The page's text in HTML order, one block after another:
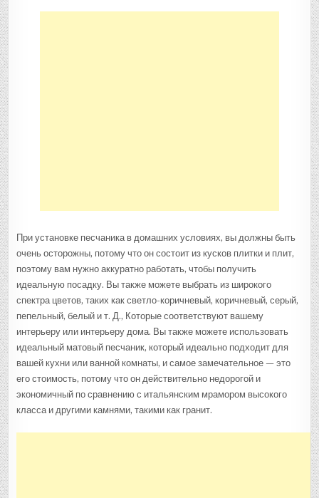
При установке песчаника в домашних условиях, вы должны быть
очень осторожны, потому что он состоит из кусков плитки и плит,
поэтому вам нужно аккуратно работать, чтобы получить
идеальную посадку. Вы также можете выбрать из широкого
спектра цветов, таких как светло-коричневый, коричневый, серый,
пепельный, белый и т. Д., Которые соответствуют вашему
интерьеру или интерьеру дома. Вы также можете использовать
идеальный матовый песчаник, который идеально подходит для
вашей кухни или ванной комнаты, и самое замечательное — это
его стоимость, потому что он действительно недорогой и
экономичный по сравнению с итальянским мрамором высокого
класса и другими камнями, такими как гранит.